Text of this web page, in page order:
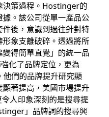
決策過程。Hostinger的
。該公司從單一產品公
後，意識到過往針對特
象支離破碎。透過將所
得簡單直覺」的統一品
化了品牌定位，更為
他們的品牌提升研究顯
著提高，美國市場提升
人印象深刻的是搜尋提
」品牌詞的搜尋興